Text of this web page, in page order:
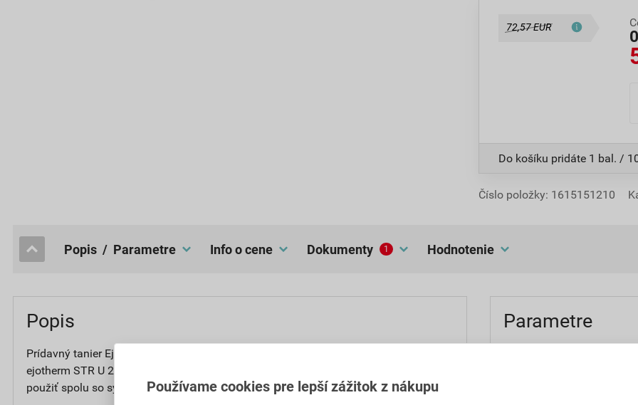
72,57 EUR 0
Do košíku pridáte 1 bal. /
Číslo položky: 1615151210
popis / Parametre Info o cene dokumenty 1 hodnotenie
Popis
Prídavný tanier Ejot VT 2G je rozširujúcí tanier pre použitie v kombinácii s kotvami
ejotherm STR U 2G pre zápustnú montáž do mäkkých minerálnych dosiek. Nutné
použiť spolu so systémovou zátkou z minerálnej vlny.
Parametre
Používame cookies pre lepší zážitok z nákupu